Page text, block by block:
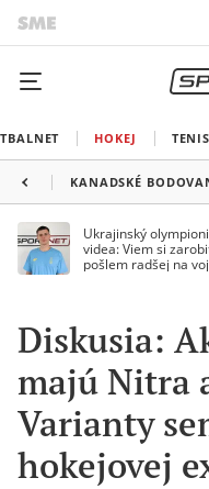
HOKEJ TENIS
KANADSKÉ
Ukrajinský
videa: Viem si
pošlem radšej na
Diskusia:
majú Nitra
Varianty
hokejovej